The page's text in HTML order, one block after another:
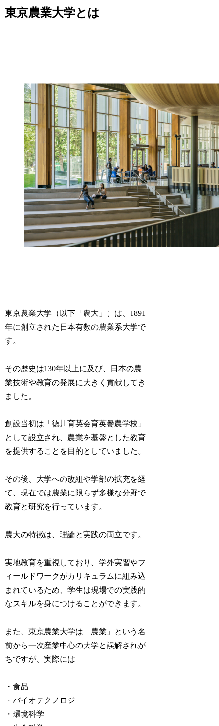
東京農業大学とは
東京農業大学（以下「農大」）は、1891
年に創立された日本有数の農業系大学で
す。
その歴史は130年以上に及び、日本の農
業技術や教育の発展に大きく貢献してき
ました。
創設当初は「徳川育英会育英黌農学校」
として設立され、農業を基盤とした教育
を提供することを目的としていました。
その後、大学への改組や学部の拡充を経
て、現在では農業に限らず多様な分野で
教育と研究を行っています。
農大の特徴は、理論と実践の両立です。
実地教育を重視しており、学外実習やフ
ィールドワークがカリキュラムに組み込
まれているため、学生は現場での実践的
なスキルを身につけることができます。
また、東京農業大学は「農業」という名
前から一次産業中心の大学と誤解されが
ちですが、実際には
・食品
・バイオテクノロジー
・環境科学